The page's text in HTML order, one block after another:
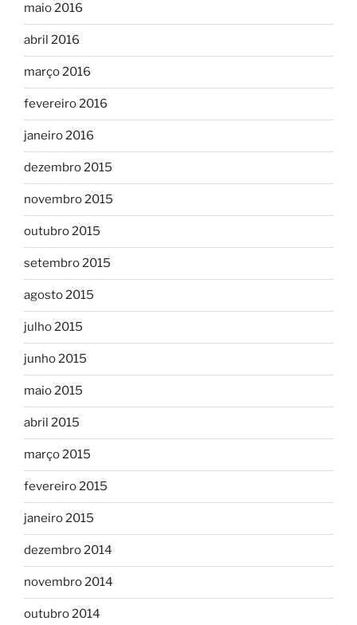
maio 2016
abril 2016
março 2016
fevereiro 2016
janeiro 2016
dezembro 2015
novembro 2015
outubro 2015
setembro 2015
agosto 2015
julho 2015
junho 2015
maio 2015
abril 2015
março 2015
fevereiro 2015
janeiro 2015
dezembro 2014
novembro 2014
outubro 2014